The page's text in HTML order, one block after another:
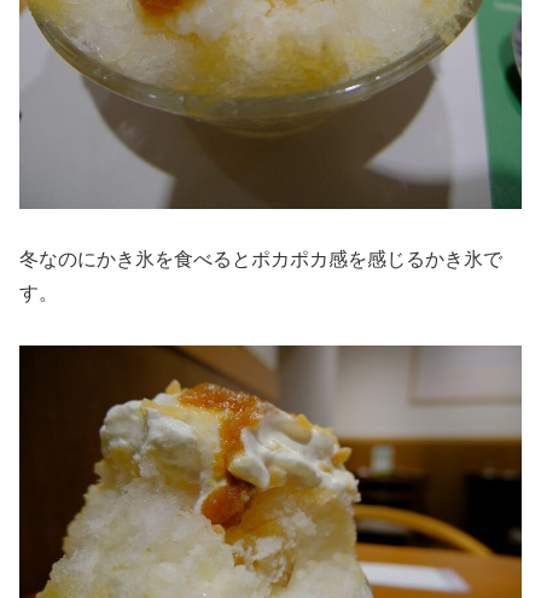
冬なのにかき氷を食べるとポカポカ感を感じるかき氷で
す。